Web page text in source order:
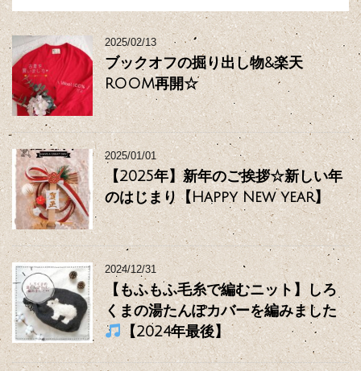
2025/02/13
ブックオフの掘り出し物&楽天
ROOM再開☆
2025/01/01
【2025年】新年のご挨拶☆新しい年
のはじまり【Happy New year】
2024/12/31
【もふもふ毛糸で編むニット】しろ
くまの湯たんぽカバーを編みました
【2024年最後】